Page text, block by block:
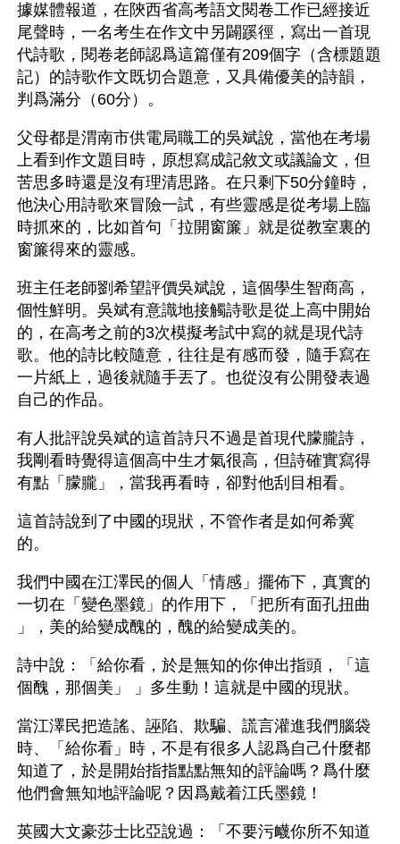
據媒體報道，在陝西省高考語文閱卷工作已經接近
尾聲時，一名考生在作文中另闢蹊徑，寫出一首現
代詩歌，閱卷老師認爲這篇僅有209個字（含標題題
記）的詩歌作文既切合題意，又具備優美的詩韻，
判爲滿分（60分）。
父母都是渭南市供電局職工的吳斌說，當他在考場
上看到作文題目時，原想寫成記敘文或議論文，但
苦思多時還是沒有理清思路。在只剩下50分鐘時，
他決心用詩歌來冒險一試，有些靈感是從考場上臨
時抓來的，比如首句「拉開窗簾」就是從教室裏的
窗簾得來的靈感。
班主任老師劉希望評價吳斌說，這個學生智商高，
個性鮮明。吳斌有意識地接觸詩歌是從上高中開始
的，在高考之前的3次模擬考試中寫的就是現代詩
歌。他的詩比較隨意，往往是有感而發，隨手寫在
一片紙上，過後就隨手丟了。也從沒有公開發表過
自己的作品。
有人批評說吳斌的這首詩只不過是首現代朦朧詩，
我剛看時覺得這個高中生才氣很高，但詩確實寫得
有點「朦朧」，當我再看時，卻對他刮目相看。
這首詩說到了中國的現狀，不管作者是如何希冀
的。
我們中國在江澤民的個人「情感」擺佈下，真實的
一切在「變色墨鏡」的作用下，「把所有面孔扭曲
」，美的給變成醜的，醜的給變成美的。
詩中說：「給你看，於是無知的你伸出指頭，「這
個醜，那個美」 」多生動！這就是中國的現狀。
當江澤民把造謠、誣陷、欺騙、謊言灌進我們腦袋
時、「給你看」時，不是有很多人認爲自己什麼都
知道了，於是開始指指點點無知的評論嗎？爲什麼
他們會無知地評論呢？因爲戴着江氏墨鏡！
英國大文豪莎士比亞說過：「不要污衊你所不知道